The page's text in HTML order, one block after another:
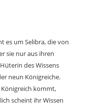
es um Selibra, die von
sie nur aus ihren
des Wissens
neun Königreiche.
Königreich kommt,
scheint ihr Wissen